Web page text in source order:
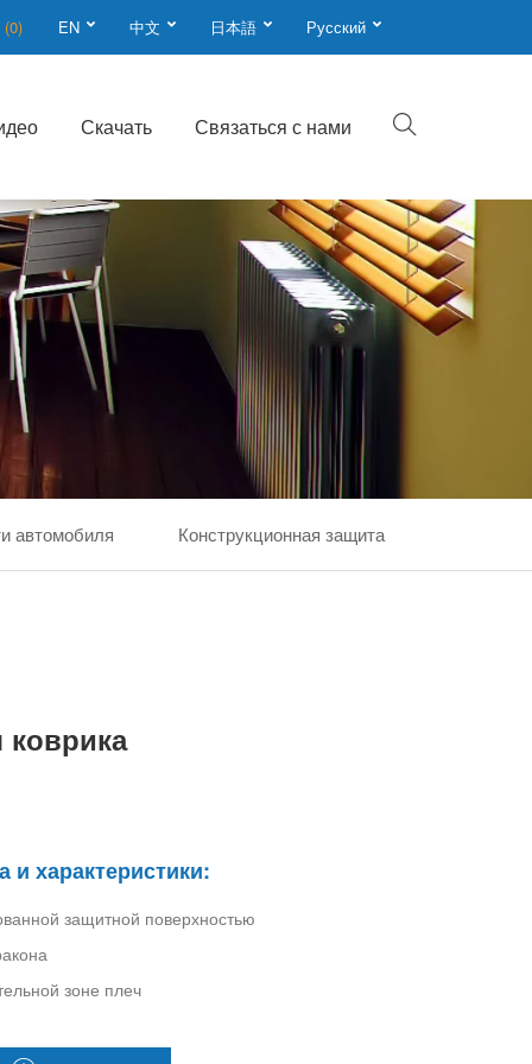
(0) EN 中文 日本語 Русский
Скачать Связаться с нами
автомобиля Конструкционная защита
коврика
и характеристики:
защитной поверхностью
зоне плеч